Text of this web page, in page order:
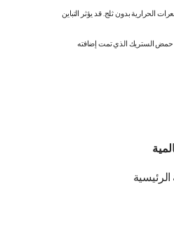
الحرارية بدون ثلج. قد يؤثر التباين
حمض الستريك الذي تمت إضافته